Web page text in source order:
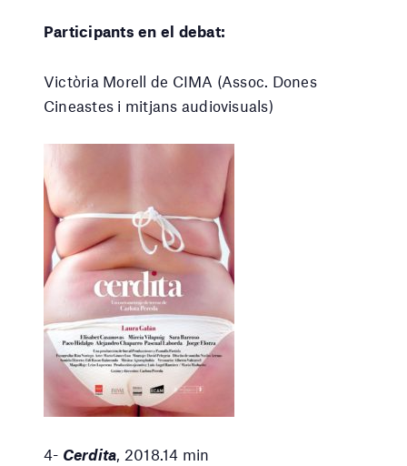
Participants en el debat:
Victòria Morell de CIMA (Assoc. Dones
Cineastes i mitjans audiovisuals)
4- Cerdita, 2018.14 min